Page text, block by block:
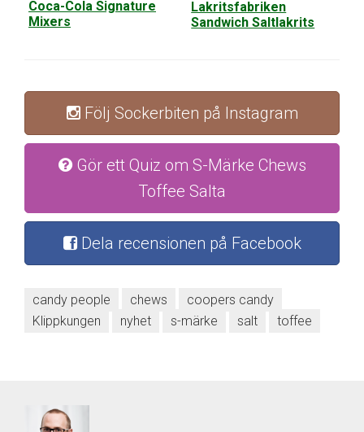
Coca-Cola Signature
Mixers
Lakritsfabriken
Sandwich Saltlakrits
Följ Sockerbiten på Instagram
Gör ett Quiz om S-Märke Chews
Toffee Salta
Dela recensionen på Facebook
candy people chews
coopers candy
Klippkungen
nyhet s-märke salt toffee